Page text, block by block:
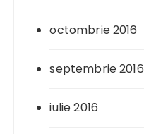
octombrie 2016
septembrie 2016
iulie 2016